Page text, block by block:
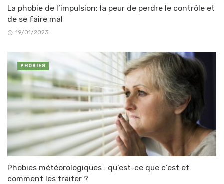
La phobie de l’impulsion: la peur de perdre le contrôle et
de se faire mal
19/01/2023
Phobies météorologiques : qu’est-ce que c’est et
comment les traiter ?
PHOBIES